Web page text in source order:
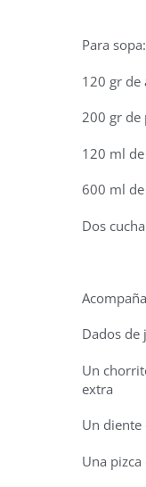
Para sopa:
120 gr de
200 gr de
120 ml
600 ml
Dos
Dados de
Un
extra
Un diente
Una pizca